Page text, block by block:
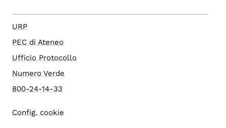
URP
PEC di Ateneo
Ufficio Protocollo
Numero Verde
800-24-14-33
Config. cookie